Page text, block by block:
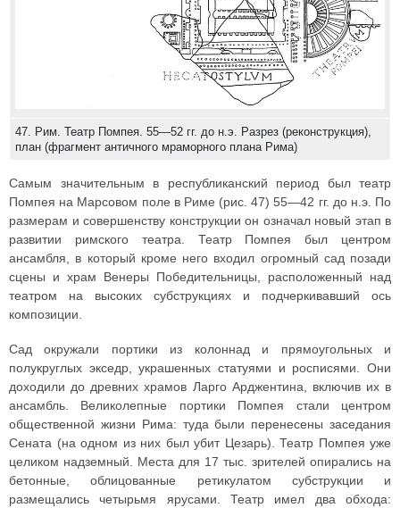
47. Рим. Театр Помпея. 55—52 гг. до н.э. Разрез (реконструкция),
план (фрагмент античного мраморного плана Рима)
Самым значительным в республиканский период был театр
Помпея на Марсовом поле в Риме (рис. 47) 55—42 гг. до н.э. По
размерам и совершенству конструкции он означал новый этап в
развитии римского театра. Театр Помпея был центром
ансамбля, в который кроме него входил огромный сад позади
сцены и храм Венеры Победительницы, расположенный над
театром на высоких субструкциях и подчеркивавший ось
композиции.
Сад окружали портики из колоннад и прямоугольных и
полукруглых экседр, украшенных статуями и росписями. Они
доходили до древних храмов Ларго Арджентина, включив их в
ансамбль. Великолепные портики Помпея стали центром
общественной жизни Рима: туда были перенесены заседания
Сената (на одном из них был убит Цезарь). Театр Помпея уже
целиком надземный. Места для 17 тыс. зрителей опирались на
бетонные, облицованные ретикулатом субструкции и
размещались четырьмя ярусами. Театр имел два обхода: